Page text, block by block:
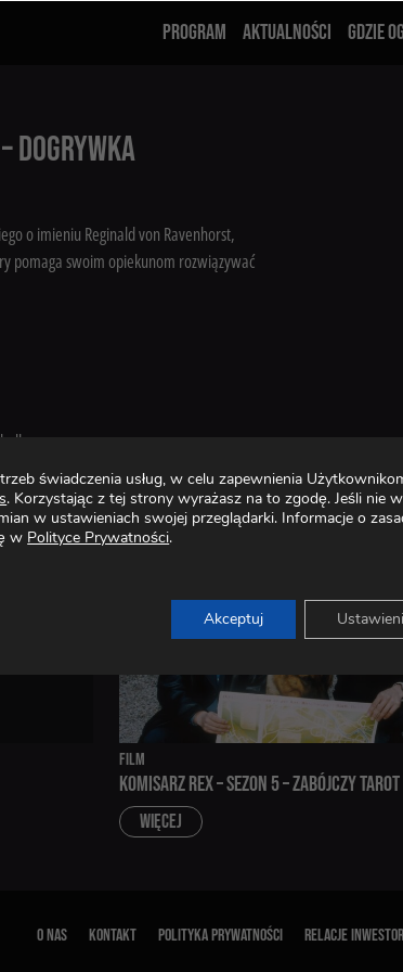
PROGRAM AKTUALNOŚCI GDZIE
DOGRYWKA
o imieniu Reginald von Ravenhorst,
pomaga swoim opiekunom rozwiązywać
FILM
KOMISARZ REX – SEZON 5 – ZABÓJCZY TAROT
WIĘCEJ
O NAS KONTAKT POLITYKA PRYWATNOŚCI RELACJE
świadczenia usług, w celu zapewnienia
. Korzystając z tej strony wyrażasz na to zgodę. Jeśli nie
w ustawieniach swojej przeglądarki. Informacje o
w Polityce Prywatności.
Akceptuj